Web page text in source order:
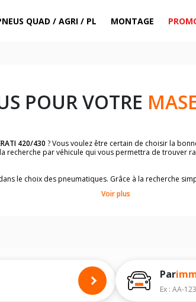
QUAD / AGRI / PL MONTAGE
POUR VOTRE
420/430 ? Vous voulez être certain de choisir la
recherche par véhicule qui vous permettra de trouver
le choix des pneumatiques. Grâce à la recherche
de vos pneus ? Ces informations sont indiquées
de vitesse, indispensables pour que votre dimension soit
Voir plus
Par
Ex : AA-